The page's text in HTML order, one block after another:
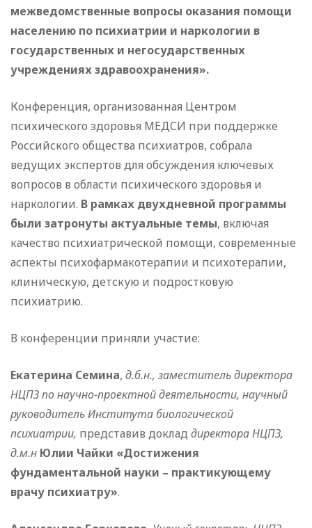
межведомственные вопросы оказания помощи
населению по психиатрии и наркологии в
государственных и негосударственных
учреждениях здравоохранения».
Конференция, организованная Центром
психического здоровья МЕДСИ при поддержке
Российского общества психиатров, собрала
ведущих экспертов для обсуждения ключевых
вопросов в области психического здоровья и
наркологии. В рамках двухдневной программы
были затронуты актуальные темы, включая
качество психиатрической помощи, современные
аспекты психофармакотерапии и психотерапии,
клиническую, детскую и подростковую
психиатрию.
В конференции приняли участие:
Екатерина Семина, д.б.н., заместитель директора
НЦПЗ по научно-проектной деятельности, научный
руководитель Института биологической
психиатрии, представив доклад директора НЦПЗ,
д.м.н Юлии Чайки «Достижения
фундаментальной науки – практикующему
врачу психиатру».